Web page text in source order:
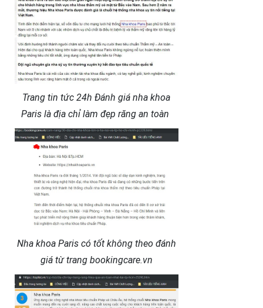
Trang tin tức 24h Đánh giá nha khoa
Paris là địa chỉ làm đẹp răng an toàn
Nha khoa Paris có tốt không theo đánh
giá từ trang bookingcare.vn